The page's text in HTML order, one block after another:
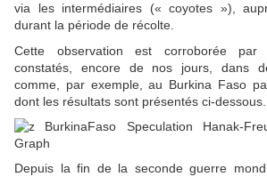
via les intermédiaires (« coyotes »),
durant la période de récolte.
Cette observation est corroborée
constatés, encore de nos jours, dans
comme, par exemple, au Burkina Faso
dont les résultats sont présentés ci-dessous.
Depuis la fin de la seconde guerre